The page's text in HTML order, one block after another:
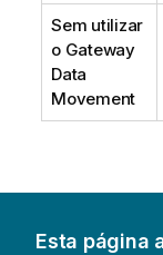
Sem utilizar
o Gateway
Data
Movement
Esta página